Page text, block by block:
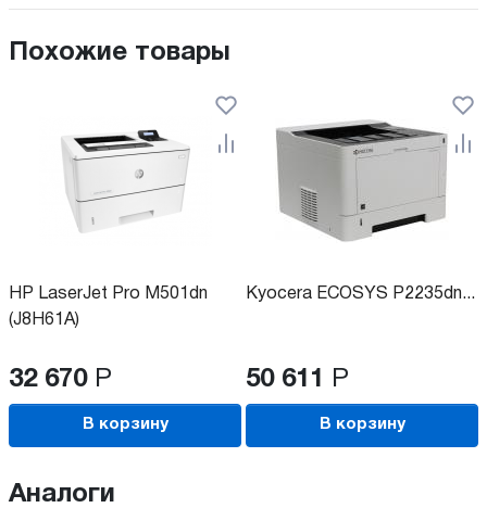
Похожие товары
HP LaserJet Pro M501dn
(J8H61A)
32 670 Р
В корзину
Kyocera ECOSYS P2235dn...
50 611 Р
В корзину
Аналоги